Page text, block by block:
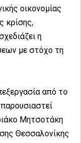
οικονομίας
κρίσης,
η
με στόχο τη
από το
Μητσοτάκη
Θεσσαλονίκης